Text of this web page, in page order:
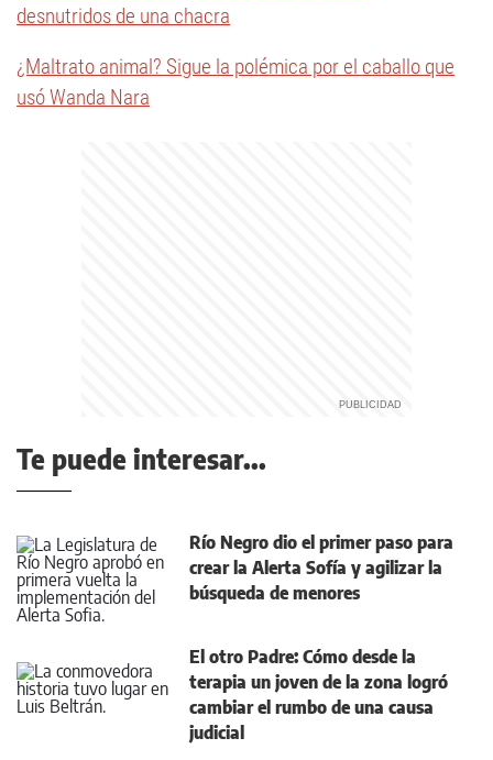
desnutridos de una chacra
¿Maltrato animal? Sigue la polémica por el caballo que
usó Wanda Nara
Te puede interesar...
Río Negro dio el primer paso para
crear la Alerta Sofía y agilizar la
búsqueda de menores
El otro Padre: Cómo desde la
terapia un joven de la zona logró
cambiar el rumbo de una causa
judicial